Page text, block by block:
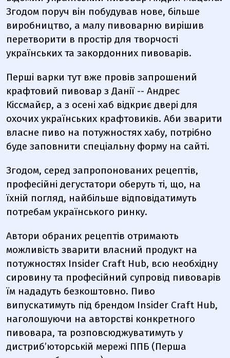
Згодом поруч він побудував нове, більше
виробництво, а малу пивоварню вирішив
перетворити в простір для творчості
українських та закордонних пивоварів.
Перші варки тут вже провів запрошений
крафтовий пивовар з Данії -- Андрес
Кіссмайєр, а з осені хаб відкриє двері для
охочих українських крафтовиків. Аби зварити
власне пиво на потужностях хабу, потрібно
буде заповнити спеціальну форму на сайті.
Згодом, серед запропонованих рецептів,
професійні дегустатори оберуть ті, що, на
їхній погляд, найбільше відповідатимуть
потребам українського ринку.
Автори обраних рецептів отримають
можливість зварити власний продукт на
потужностях Insider Craft Hub, всю необхідну
сировину та професійний супровід пивоварів
їм нададуть безкоштовно. Пиво
випускатимуть під брендом Insider Craft Hub,
наголошуючи на авторстві конкретного
пивовара, та розповсюджуватимуть у
дистриб’юторській мережі ППБ (Перша